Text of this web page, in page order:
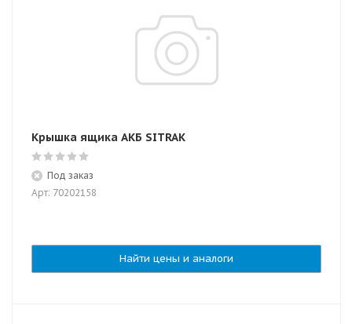
Крышка ящика АКБ SITRAK
Под заказ
Арт: 70202158
Найти цены и аналоги